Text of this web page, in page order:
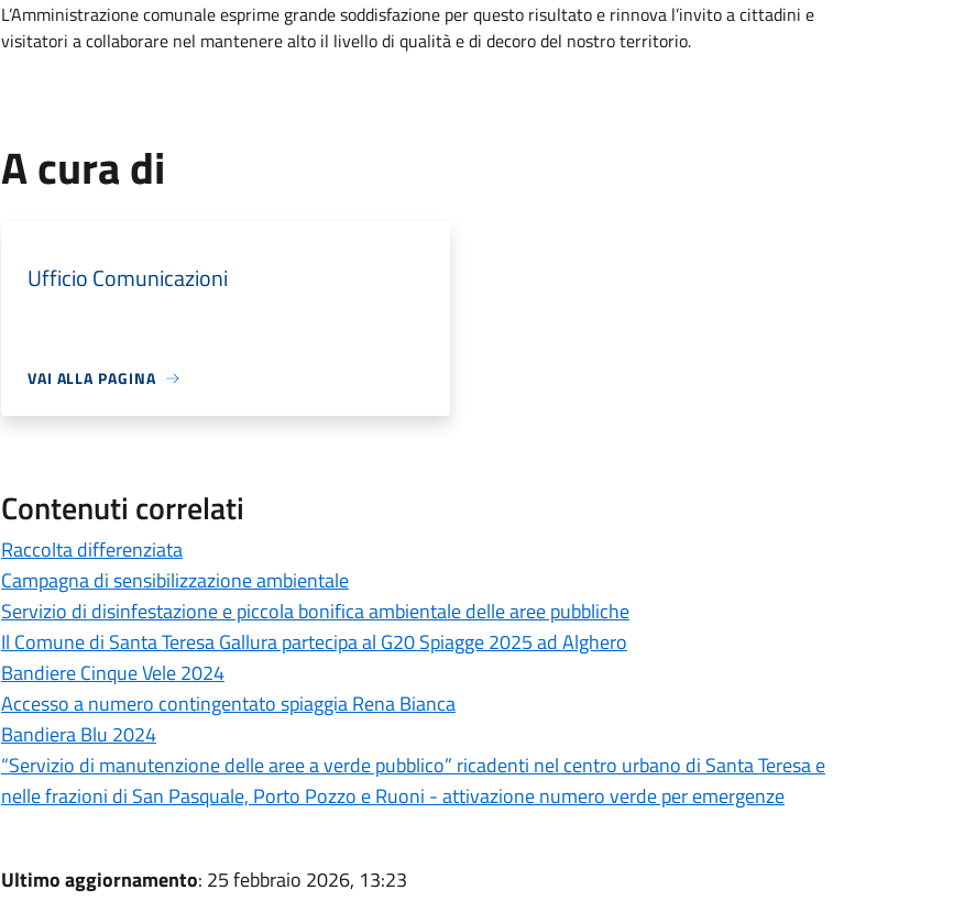
L’Amministrazione comunale esprime grande soddisfazione per questo risultato e rinnova l’invito a cittadini e
visitatori a collaborare nel mantenere alto il livello di qualità e di decoro del nostro territorio.
A cura di
Ufficio Comunicazioni
VAI ALLA PAGINA
Contenuti correlati
Raccolta differenziata
Campagna di sensibilizzazione ambientale
Servizio di disinfestazione e piccola bonifica ambientale delle aree pubbliche
Il Comune di Santa Teresa Gallura partecipa al G20 Spiagge 2025 ad Alghero
Bandiere Cinque Vele 2024
Accesso a numero contingentato spiaggia Rena Bianca
Bandiera Blu 2024
“Servizio di manutenzione delle aree a verde pubblico” ricadenti nel centro urbano di Santa Teresa e
nelle frazioni di San Pasquale, Porto Pozzo e Ruoni - attivazione numero verde per emergenze
Ultimo aggiornamento: 25 febbraio 2026, 13:23